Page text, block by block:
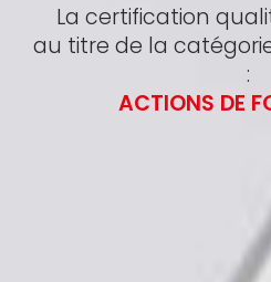
La certification
au titre de la
:
ACTIONS DE